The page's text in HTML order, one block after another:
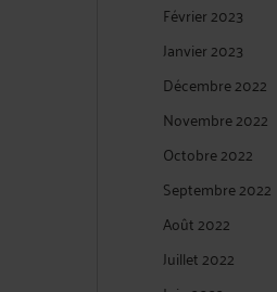
Février 2023
Janvier 2023
Décembre 2022
Novembre 2022
Octobre 2022
Septembre 2022
Août 2022
Juillet 2022